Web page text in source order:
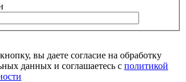
вы даете согласие на обработку
данных и соглашаетесь с политикой